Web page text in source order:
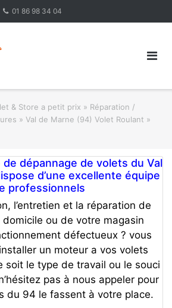
01 86 98 34 04
& Store a petit prix » Réparation /
» Val de Marne (94) Volet Roulant »
dépannage de volets du Val
d’une excellente équipe
professionnels
l’entretien et la réparation de
ou de votre magasin
défectueux ? vous
un moteur a vos volets
soit le type de travail ou le souci
pas à nous appeler pour
du 94 le fassent à votre place.